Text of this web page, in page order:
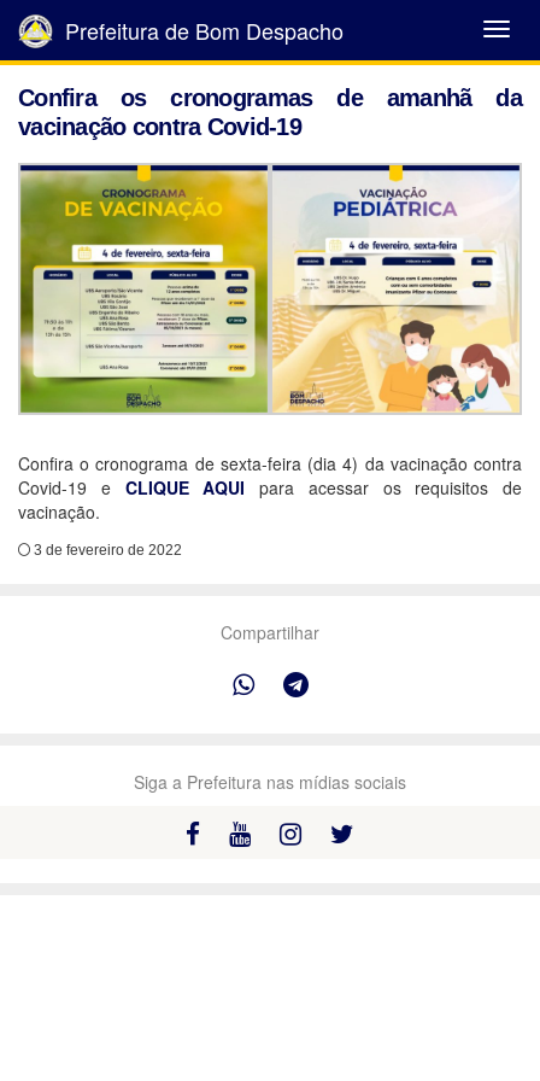
Abrir
Menu
Prefeitura de Bom Despacho
Confira os cronogramas de amanhã da
vacinação contra Covid-19
Confira o cronograma de sexta-feira (dia 4) da vacinação contra
Covid-19 e CLIQUE AQUI para acessar os requisitos de
vacinação.
3 de fevereiro de 2022
Compartilhar
Siga a Prefeitura nas mídias sociais